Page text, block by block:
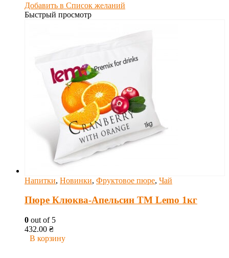
Добавить в Список желаний
Быстрый просмотр
Напитки, Новинки, Фруктовое пюре, Чай
Пюре Клюква-Апельсин ТМ Lemo 1кг
0 out of 5
432.00 ₴
В корзину